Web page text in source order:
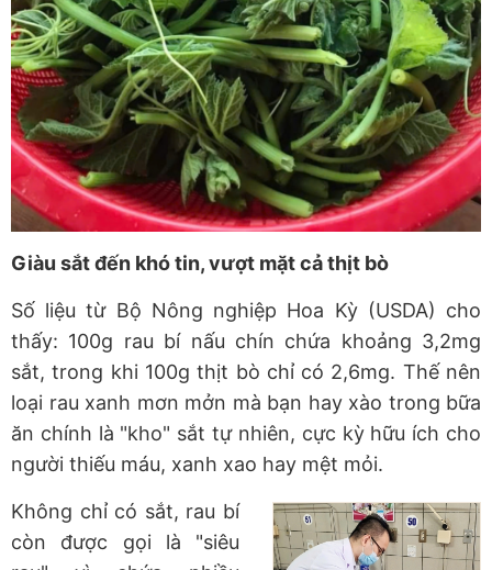
Giàu sắt đến khó tin, vượt mặt cả thịt bò
Số liệu từ Bộ Nông nghiệp Hoa Kỳ (USDA) cho
thấy: 100g rau bí nấu chín chứa khoảng 3,2mg
sắt, trong khi 100g thịt bò chỉ có 2,6mg. Thế nên
loại rau xanh mơn mởn mà bạn hay xào trong bữa
ăn chính là "kho" sắt tự nhiên, cực kỳ hữu ích cho
người thiếu máu, xanh xao hay mệt mỏi.
Không chỉ có sắt, rau bí
còn được gọi là "siêu